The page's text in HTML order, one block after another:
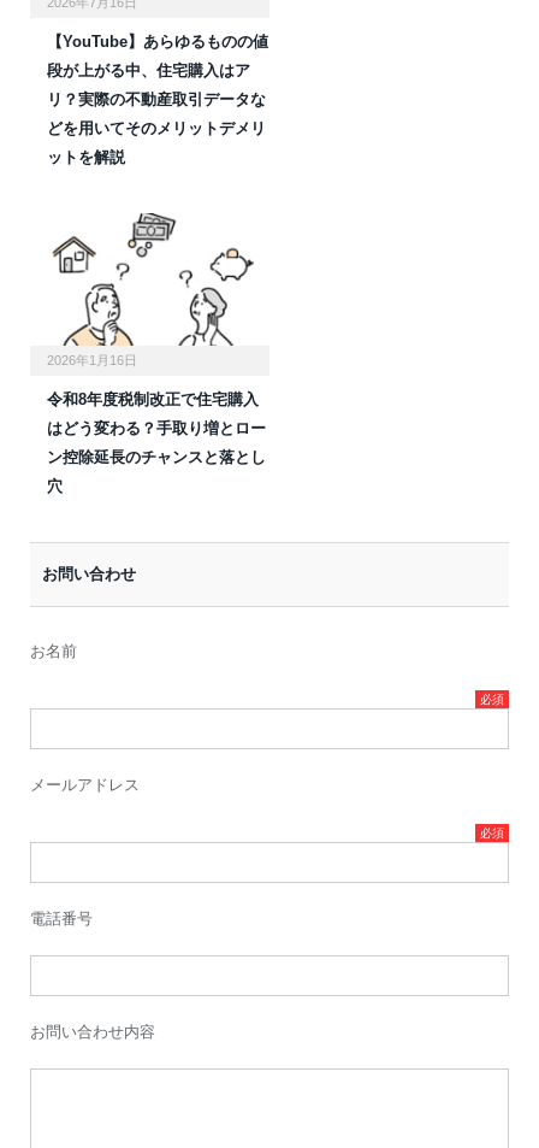
【YouTube】あらゆるものの値
段が上がる中、住宅購入はア
リ？実際の不動産取引データな
どを用いてそのメリットデメリ
ットを解説
2026年1月16日
令和8年度税制改正で住宅購入
はどう変わる？手取り増とロー
ン控除延長のチャンスと落とし
穴
お問い合わせ
お名前
メールアドレス
電話番号
お問い合わせ内容